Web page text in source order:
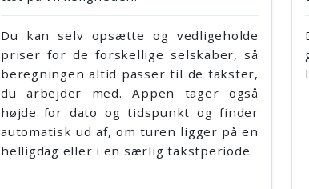
Du kan selv opsætte og vedligeholde
priser for de forskellige selskaber, så
beregningen altid passer til de takster,
du arbejder med. Appen tager også
højde for dato og tidspunkt og finder
automatisk ud af, om turen ligger på en
helligdag eller i en særlig takstperiode.
sig